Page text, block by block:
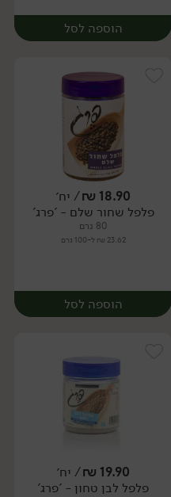
הוספה לסל
יח׳
18.90
₪/ יח׳
פלפל שחור שלם - 'פרג'
80 גרם
23.62 ₪ ל-100 גרם
הוספה לסל
יח׳
19.90
₪/ יח׳
פלפל לבן טחון - 'פרג'